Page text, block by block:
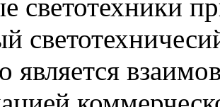
светотехники
является